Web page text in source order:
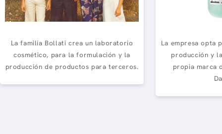
La familia Bollati crea un laboratorio
cosmético, para la formulación y la
producción de productos para terceros.
La empresa opta
producción y
propia marca